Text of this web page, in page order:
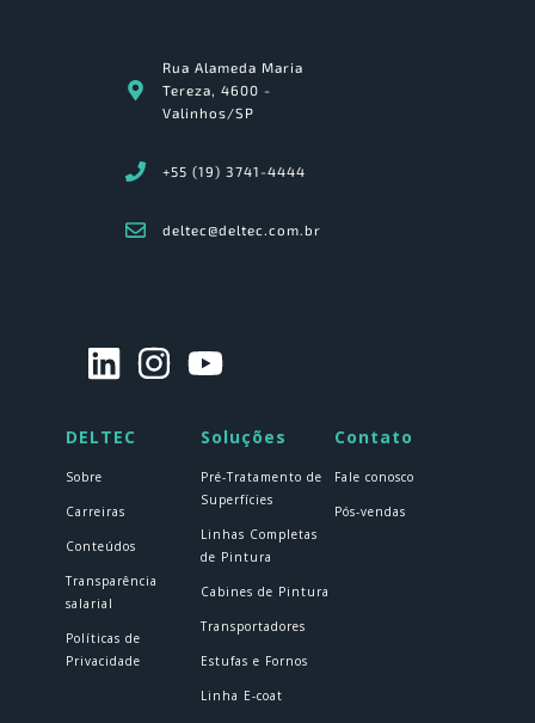
Rua Alameda Maria
Tereza, 4600 -
Valinhos/SP
+55 (19) 3741-4444
deltec@deltec.com.br
DELTEC Soluções Contato
Sobre
Carreiras
Conteúdos
Transparência
salarial
Políticas de
Privacidade
Pré-Tratamento de
Superfícies
Linhas Completas
de Pintura
Cabines de Pintura
Transportadores
Estufas e Fornos
Linha E-coat
Fale conosco
Pós-vendas